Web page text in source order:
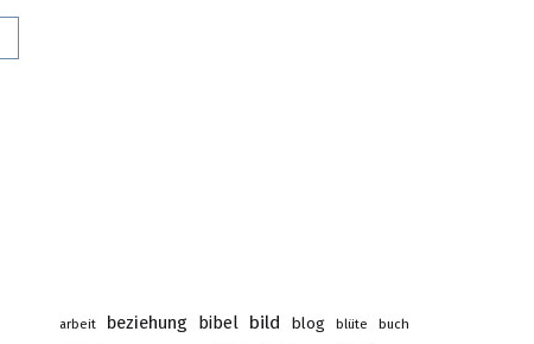
arbeit beziehung bibel bild blog blüte buch